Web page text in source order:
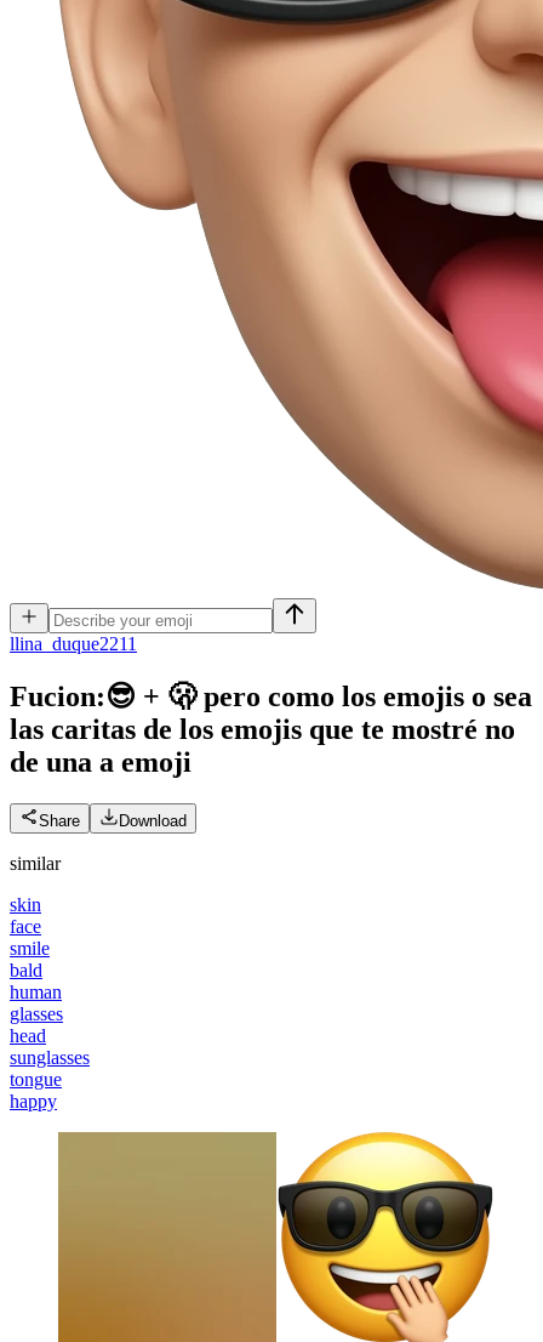
llina_duque2211
Fucion:😎 + 🫢 pero como los emojis o sea
las caritas de los emojis que te mostré no
de una a emoji
Share Download
similar
skin
face
smile
bald
human
glasses
head
sunglasses
tongue
happy